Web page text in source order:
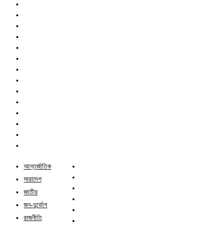
আন্তর্জাতিক
সারাদেশ
জাতীয়
জন-দুর্ভোগ
রাজনীতি